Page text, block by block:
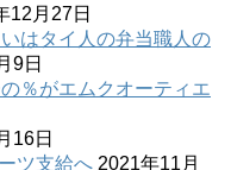
12月27日
はタイ人の弁当職人の
9日
％がエムクオーティエ
16日
ツ支給へ 2021年11月